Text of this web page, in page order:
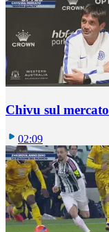
Chivu sul mercato
02:09